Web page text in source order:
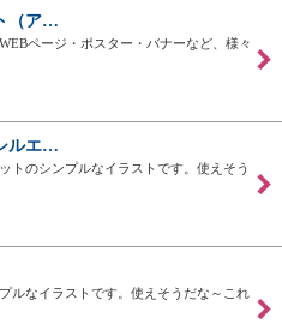
（ア…
ページ・ポスター・バナーなど、様々
ルエ…
トのシンプルなイラストです。使えそう
ルなイラストです。使えそうだな～これ